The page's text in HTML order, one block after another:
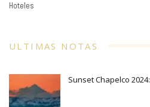
Hoteles
ULTIMAS NOTAS
Sunset Chapelco